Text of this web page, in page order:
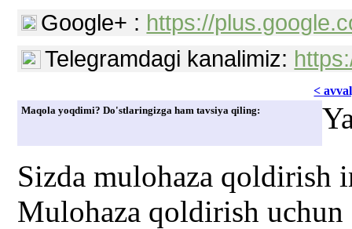
Google+ : https://
Telegramdagi kanalimiz:
<
Maqola yoqdimi? Do'stlaringizga ham tavsiya qiling:
Sizda mulohaza qoldirish
Mulohaza qoldirish